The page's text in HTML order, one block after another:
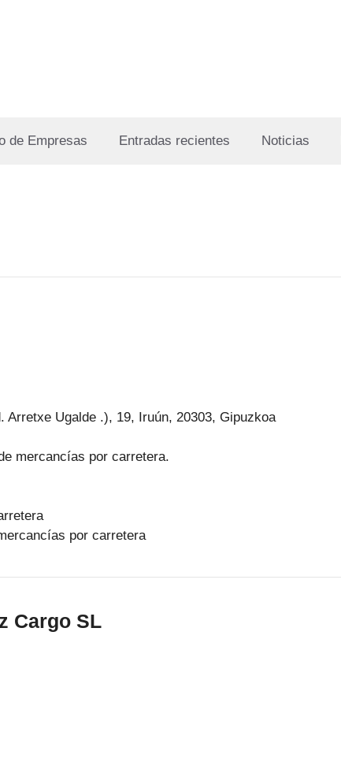
de Empresas Entradas recientes Noticias
Arretxe Ugalde .), 19, Iruún, 20303, Gipuzkoa
mercancías por carretera.
por carretera
Cargo SL